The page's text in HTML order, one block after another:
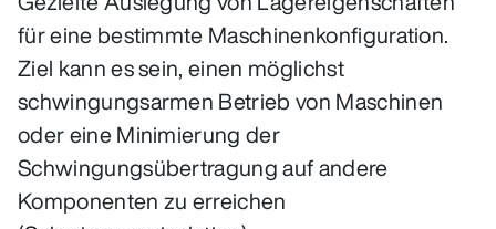
für eine bestimmte Maschinenkonfiguration.
Ziel kann es sein, einen möglichst
schwingungsarmen Betrieb von Maschinen
oder eine Minimierung der
Schwingungsübertragung auf andere
Komponenten zu erreichen